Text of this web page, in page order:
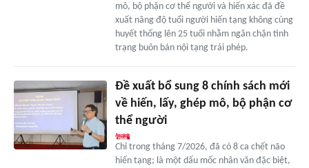
mô, bộ phận cơ thể người và hiến xác đã đề
xuất nâng độ tuổi người hiến tạng không cùng
huyết thống lên 25 tuổi nhằm ngăn chặn tình
trạng buôn bán nội tạng trái phép.
Đề xuất bổ sung 8 chính sách mới
về hiến, lấy, ghép mô, bộ phận cơ
thể người
Chỉ trong tháng 7/2026, đã có 8 ca chết não
hiến tạng; là một dấu mốc nhân văn đặc biệt,